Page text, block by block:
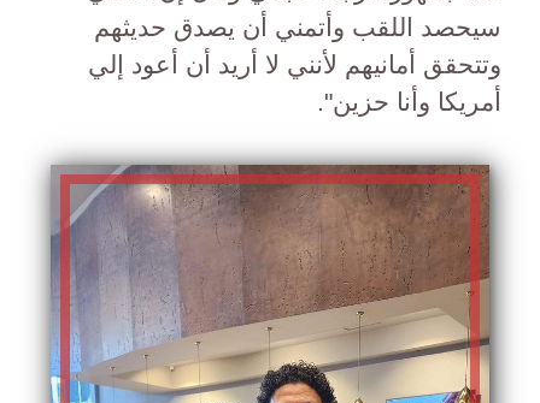
سيحصد اللقب وأتمني أن يصدق حديثهم
وتتحقق أمانيهم لأنني لا أريد أن أعود إلي
أمريكا وأنا حزين".